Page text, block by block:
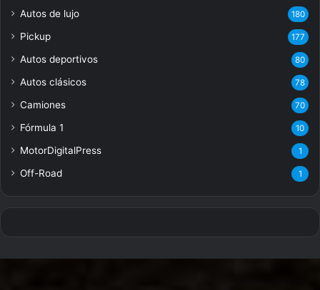
Autos de lujo 180
Pickup 177
Autos deportivos 80
Autos clásicos 78
Camiones 70
Fórmula 1 10
MotorDigitalPress 1
Off-Road 1